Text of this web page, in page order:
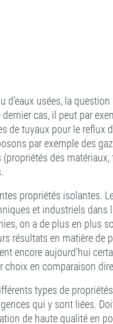
d’eaux usées, la
cas, il peut par
de tuyaux pour le reflux
par exemple des
des matériaux,
propriétés isolantes.
et industriels dans
on a de plus en plus
résultats en matière de
encore aujourd’hui
choix en comparaison
types de
qui y sont liées.
de haute qualité en